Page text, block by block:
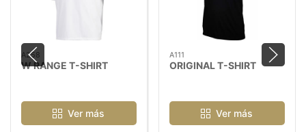
A258
W RANGE T-SHIRT
Ver más
A111
ORIGINAL T-SHIRT
Ver más